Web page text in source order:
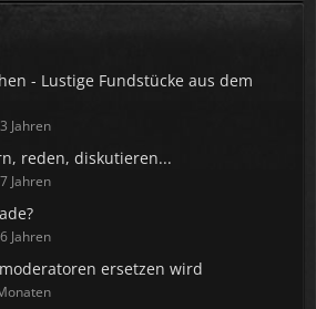
- Lustige Fundstücke aus dem
Jahren
reden, diskutieren...
Jahren
Jahren
ersetzen wird